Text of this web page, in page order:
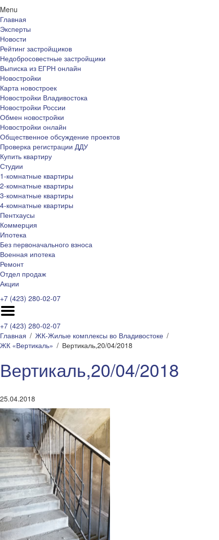
Menu
Главная
Эксперты
Новости
Рейтинг застройщиков
Недобросовестные застройщики
Выписка из ЕГРН онлайн
Новостройки
Карта новостроек
Новостройки Владивостока
Новостройки России
Обмен новостройки
Новостройки онлайн
Общественное обсуждение проектов
Проверка регистрации ДДУ
Купить квартиру
Студии
1-комнатные квартиры
2-комнатные квартиры
3-комнатные квартиры
4-комнатные квартиры
Пентхаусы
Коммерция
Ипотека
Без первоначального взноса
Военная ипотека
Ремонт
Отдел продаж
Акции
+7 (423) 280-02-07
+7 (423) 280-02-07
Главная
ЖК-Жилые комплексы во Владивостоке
ЖК «Вертикаль»
Вертикаль,20/04/2018
Вертикаль,20/04/2018
25.04.2018